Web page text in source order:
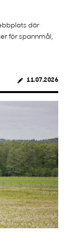
där
för spannmål,
11.07.2026